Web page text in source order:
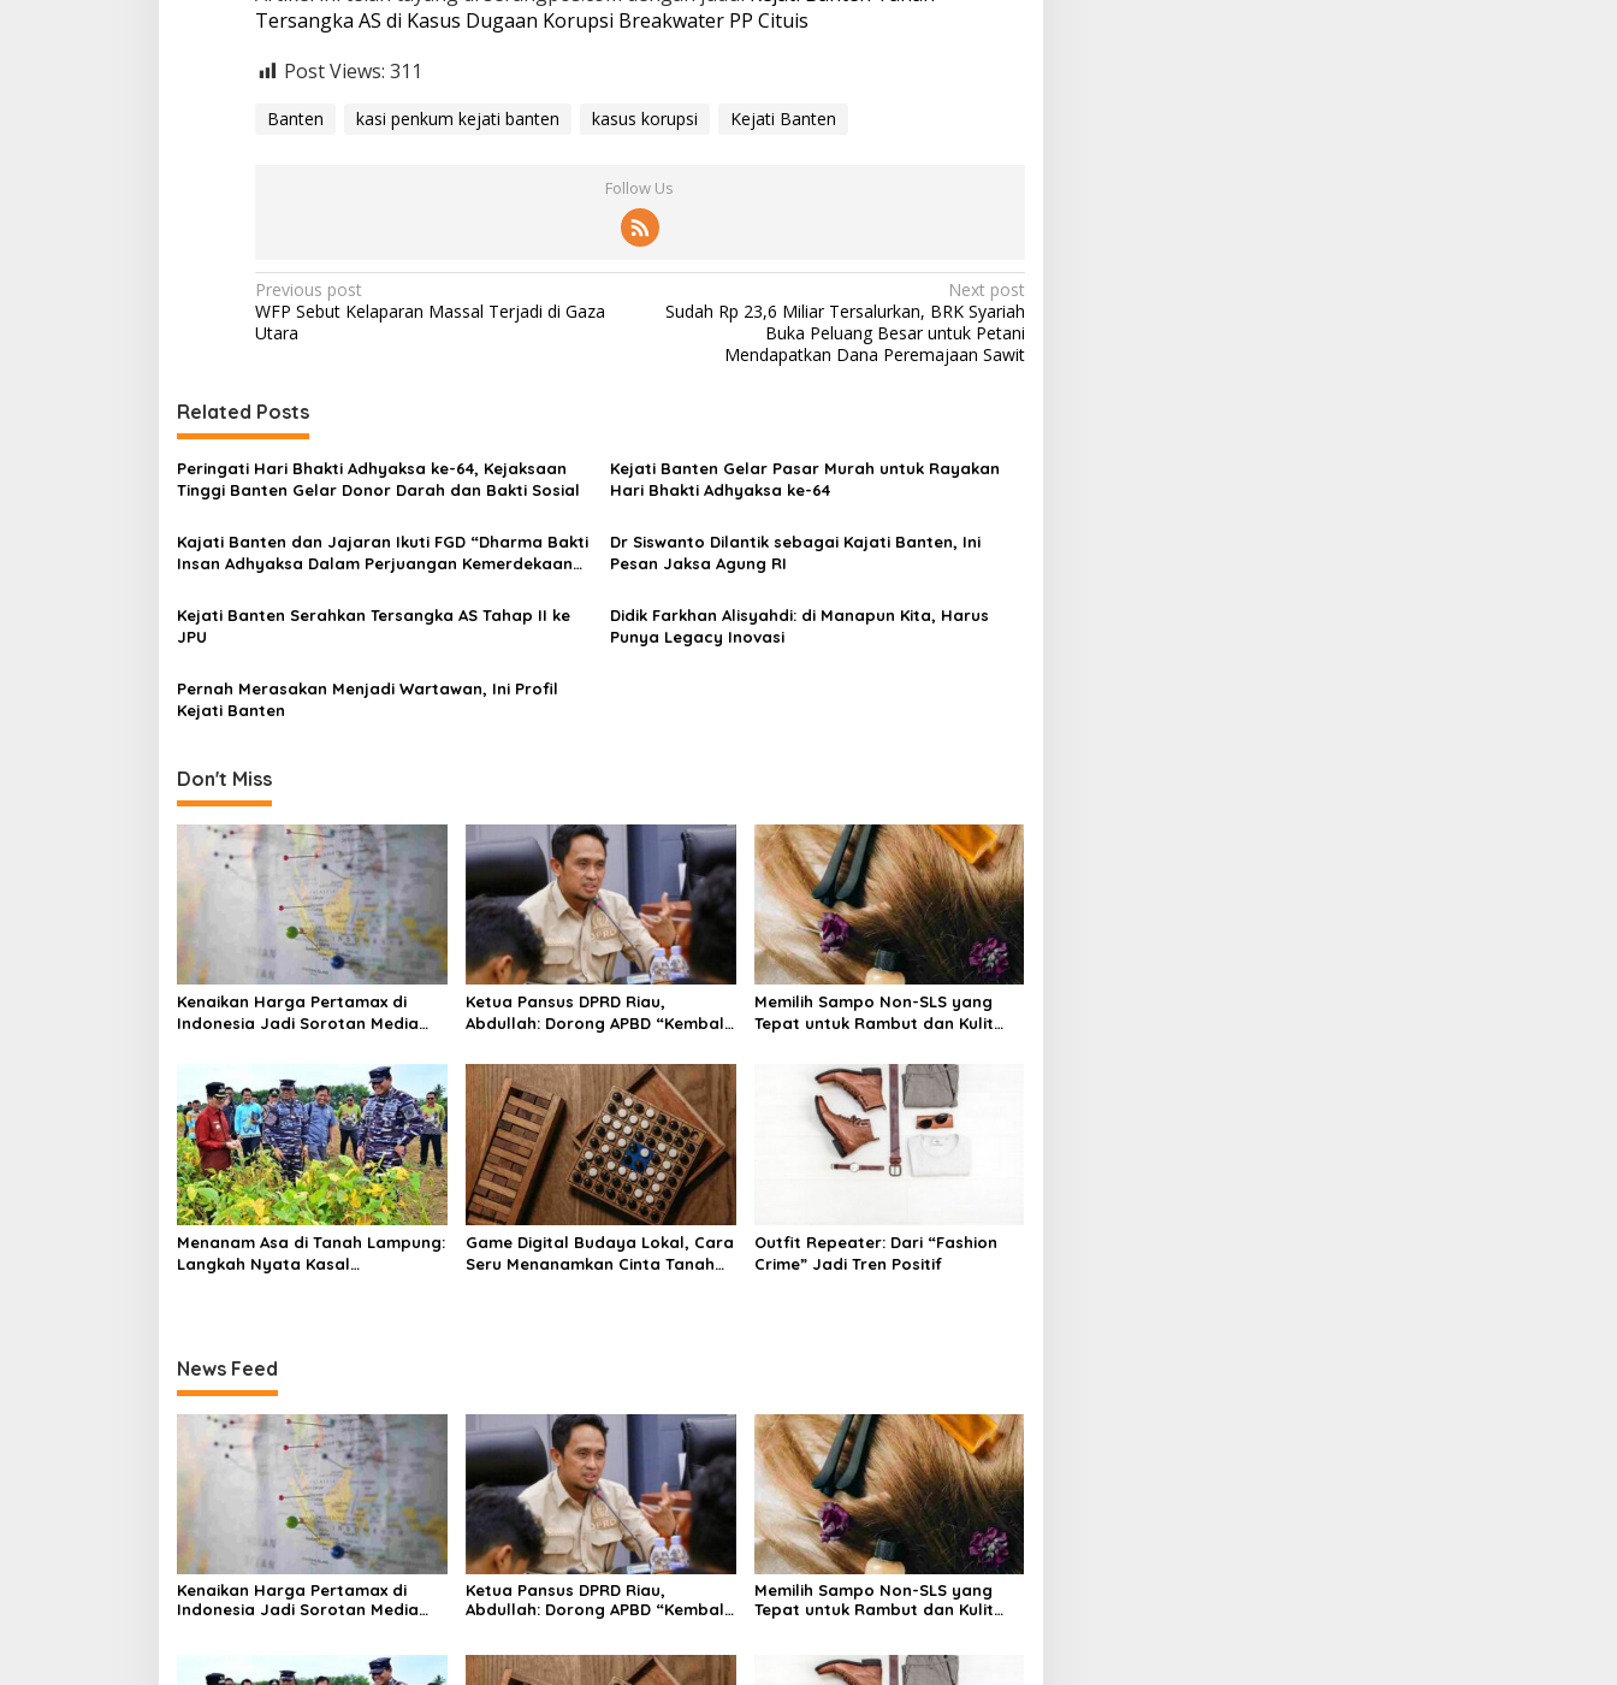
Tersangka AS di Kasus Dugaan Korupsi Breakwater PP Cituis
Post Views: 311
Banten kasi penkum kejati banten kasus korupsi Kejati Banten
Follow Us
P
o
t
n
a
v
i
g
t
o
Previous post
WFP Sebut Kelaparan Massal Terjadi di Gaza
Utara
Next post
Sudah Rp 23,6 Miliar Tersalurkan, BRK Syariah
Buka Peluang Besar untuk Petani
Mendapatkan Dana Peremajaan Sawit
Related Posts
Peringati Hari Bhakti Adhyaksa ke-64, Kejaksaan
Tinggi Banten Gelar Donor Darah dan Bakti Sosial
Kejati Banten Gelar Pasar Murah untuk Rayakan
Hari Bhakti Adhyaksa ke-64
Kajati Banten dan Jajaran Ikuti FGD “Dharma Bakti
Insan Adhyaksa Dalam Perjuangan Kemerdekaan
Dr Siswanto Dilantik sebagai Kajati Banten, Ini
Pesan Jaksa Agung RI
Kejati Banten Serahkan Tersangka AS Tahap II ke
JPU
Didik Farkhan Alisyahdi: di Manapun Kita, Harus
Punya Legacy Inovasi
Pernah Merasakan Menjadi Wartawan, Ini Profil
Kejati Banten
Don't Miss
Kenaikan Harga Pertamax di
Indonesia Jadi Sorotan Media
Ketua Pansus DPRD Riau,
Abdullah: Dorong APBD “Kembali
Memilih Sampo Non-SLS yang
Tepat untuk Rambut dan Kulit
Menanam Asa di Tanah Lampung:
Langkah Nyata Kasal
Game Digital Budaya Lokal, Cara
Seru Menanamkan Cinta Tanah
Outfit Repeater: Dari “Fashion
Crime” Jadi Tren Positif
News Feed
Kenaikan Harga Pertamax di
Indonesia Jadi Sorotan Media
Ketua Pansus DPRD Riau,
Abdullah: Dorong APBD “Kembali
Memilih Sampo Non-SLS yang
Tepat untuk Rambut dan Kulit